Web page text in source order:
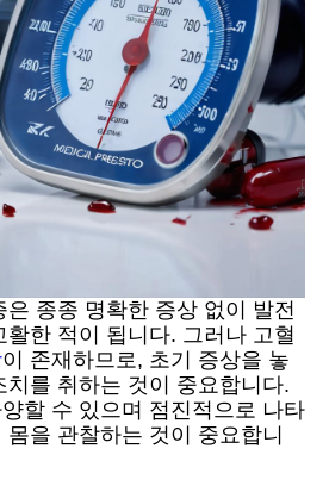
종종 명확한 증상 없이 발전
한 적이 됩니다. 그러나 고혈
이 존재하므로, 초기 증상을 놓
치를 취하는 것이 중요합니다.
할 수 있으며 점진적으로 나타
을 관찰하는 것이 중요합니